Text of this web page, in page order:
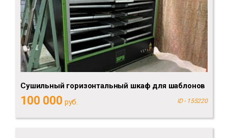
Сушильный горизонтальный шкаф для шаблонов
100 000 руб. ID - 155220